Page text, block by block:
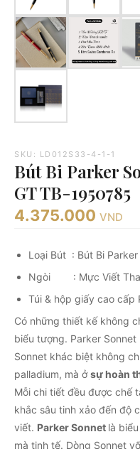
SKU: LD012S33-4-1-1
Bút Bi Parker
GT TB-1950785
4.375.000 VND
Loại Bút : Bút Bi
Ngòi : Mực Viết
Túi & hộp giấy cao cấp
Có những thiết kế không
biểu tượng. Parker
Sonnet khác biệt không
palladium, mà ởsự hoàn
Mỗi chi tiết đều được chế
khắc sâu tinh xảo đến độ
viết. Parker Sonnet là
mà tinh tế. Dòng Sonnet